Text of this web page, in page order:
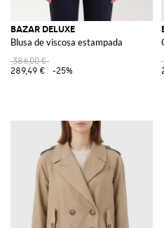
BAZAR DELUXE
Blusa de viscosa estampada
386,00 €
289,49 €
-25%